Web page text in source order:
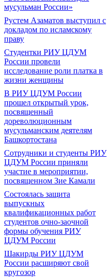
мусульман России»
Рустем Азаматов выступил с
докладом по исламскому
праву
Студентки РИУ ЦДУМ
России провели
исследование роли платка в
жизни женщины
В РИУ ЦДУМ России
прошел открытый урок,
посвященный
дореволюционным
мусульманским деятелям
Башкортостана
Сотрудники и студенты РИУ
ЦДУМ России приняли
участие в мероприятии,
посвященном Зие Камали
Состоялась защита
выпускных
квалификационных работ
студентов очно-заочной
формы обучения РИУ
ЦДУМ России
Шакирды РИУ ЦДУМ
России расширяют свой
кругозор